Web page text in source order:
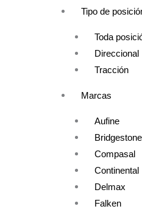
Tipo de
Toda
Direccional
Tracción
Marcas
Aufine
Bridgestone
Compasal
Continental
Delmax
Falken